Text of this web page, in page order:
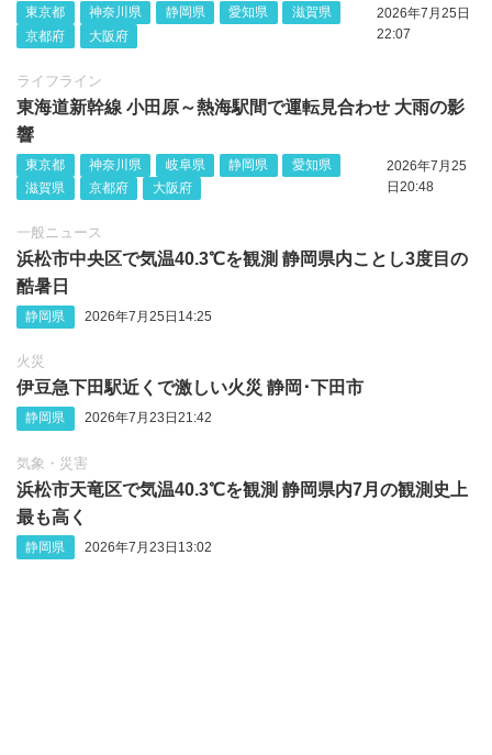
東京都 神奈川県 静岡県 愛知県
滋賀県
京都府
大阪府
2026年7月25日
22:07
ライフライン
東海道新幹線 小田原～熱海駅間で運転見合わせ 大雨の影
響
東京都 神奈川県 岐阜県 静岡県
愛知県
滋賀県
京都府 大阪府
2026年7月25
日20:48
一般ニュース
浜松市中央区で気温40.3℃を観測 静岡県内ことし3度目の
酷暑日
静岡県 2026年7月25日14:25
火災
伊豆急下田駅近くで激しい火災 静岡‪･‬下田市
静岡県 2026年7月23日21:42
気象・災害
浜松市天竜区で気温40.3℃を観測 静岡県内7月の観測史上
最も高く
静岡県 2026年7月23日13:02